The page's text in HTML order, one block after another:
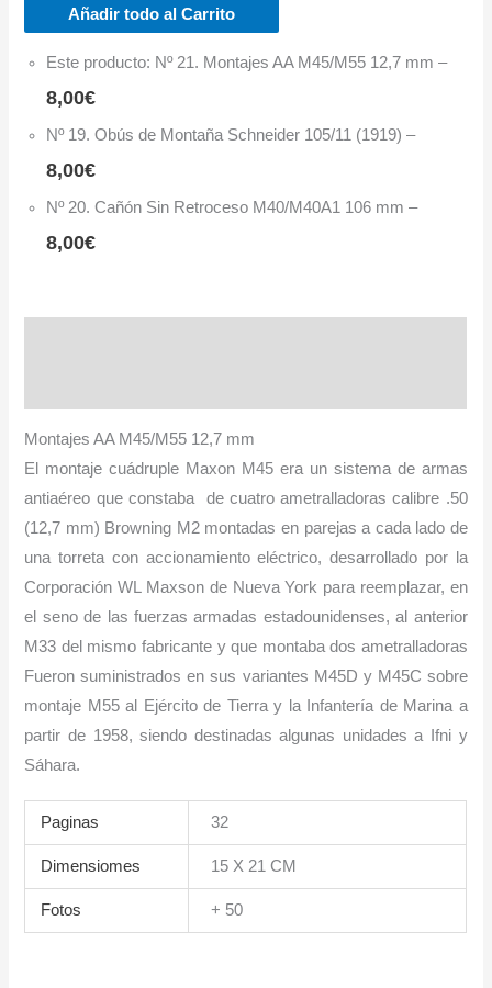
Añadir todo al Carrito
Este producto: Nº 21. Montajes AA M45/M55 12,7 mm–
8,00€
Nº 19. Obús de Montaña Schneider 105/11 (1919)–
8,00€
Nº 20. Cañón Sin Retroceso M40/M40A1 106 mm–
8,00€
Montajes AA M45/M55 12,7 mm
El montaje cuádruple Maxon M45 era un sistema de armas
antiaéreo que constaba de cuatro ametralladoras calibre .50
(12,7 mm) Browning M2 montadas en parejas a cada lado de
una torreta con accionamiento eléctrico, desarrollado por la
Corporación WL Maxson de Nueva York para reemplazar, en
el seno de las fuerzas armadas estadounidenses, al anterior
M33 del mismo fabricante y que montaba dos ametralladoras
Fueron suministrados en sus variantes M45D y M45C sobre
montaje M55 al Ejército de Tierra y la Infantería de Marina a
partir de 1958, siendo destinadas algunas unidades a Ifni y
Sáhara.
Paginas 32
Dimensiomes 15 X 21 CM
Fotos + 50